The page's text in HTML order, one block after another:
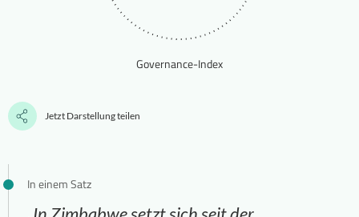
Governance-Index
Jetzt Darstellung teilen
In einem Satz